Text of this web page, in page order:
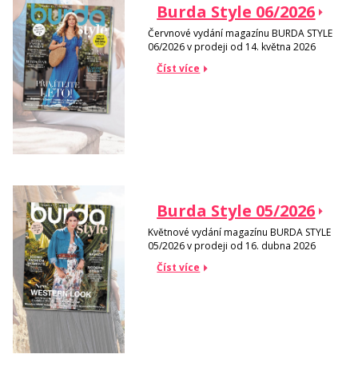
Burda Style 06/2026
Červnové vydání magazínu BURDA STYLE
06/2026 v prodeji od 14. května 2026
Číst více
Burda Style 05/2026
Květnové vydání magazínu BURDA STYLE
05/2026 v prodeji od 16. dubna 2026
Číst více